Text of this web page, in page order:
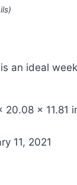
)
an ideal
x
11, 2021